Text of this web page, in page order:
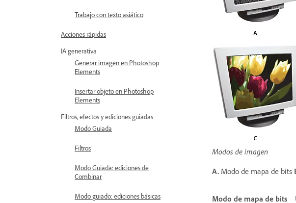
Trabajo con texto asiático
Acciones rápidas
IA generativa
Generar imagen en Photoshop
Elements
Insertar objeto en Photoshop
Elements
Filtros, efectos y ediciones guiadas
Modo Guiada
Filtros
Modo Guiada: ediciones de
Combinar
Modo guiado: ediciones básicas
Modos de imagen
A. Modo de mapa de bits
Modo de mapa de bits